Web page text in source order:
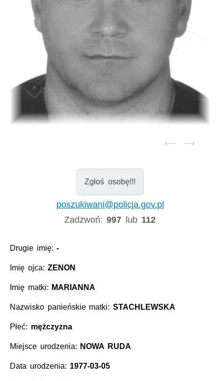
Zgłoś osobę!!!
poszukiwani@policja.gov.pl
Zadzwoń:997 lub 112
Drugie imię:-
Imię ojca:ZENON
Imię matki: MARIANNA
Nazwisko panieńskie matki: STACHLEWSKA
Płeć: mężczyzna
Miejsce urodzenia: NOWA RUDA
Data urodzenia: 1977-03-05